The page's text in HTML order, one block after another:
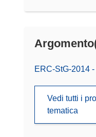
ERC-StG-2014
Vedi tutti i
tematica